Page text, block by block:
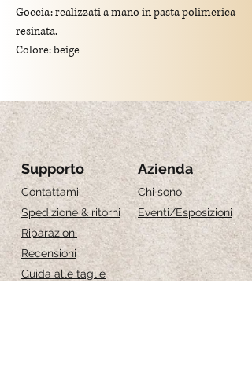
Goccia: realizzati a mano in pasta polimerica
resinata.
Colore: beige
Compreso: 2 x goccia (senza creole)
!! essendo realizzati a mano, sono pezzi unici,
le forme e i disegni possono leggermente
variare.
Supporto
Contattami
Spedizione & ritorni
Riparazioni
Recensioni
Guida alle taglie
Azienda
Chi sono
Eventi/Esposizioni